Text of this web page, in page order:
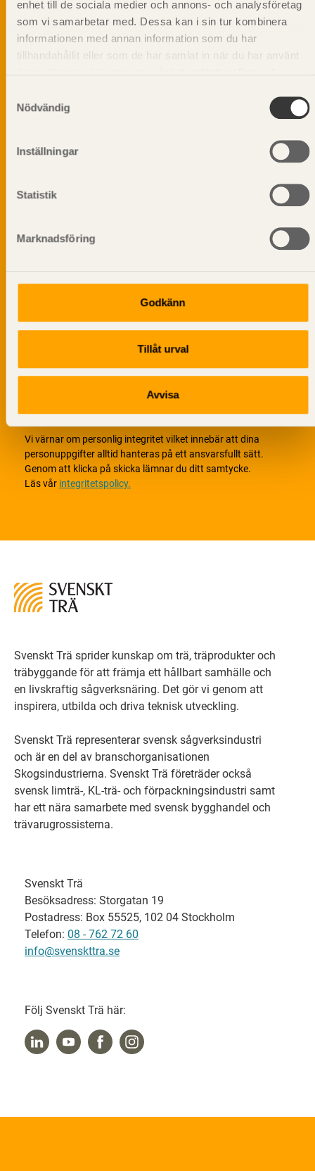
enhet till de sociala medier och annons- och analysföretag
som vi samarbetar med. Dessa kan i sin tur kombinera
informationen med annan information som du har
tillhandahållit eller som de har samlat in när du har använt
Nödvändig
Inställningar
Statistik
Marknadsföring
Godkänn
Tillåt urval
Avvisa
Svenskt Träs Produktkatalog är svensk
sågverksnärings digitala produktkatalog för att
beskriva träprodukter och deras unika
Dela på
Prenumerera på Svenskt Träs
informationsutskick!
Vi värnar om personlig integritet vilket innebär att dina
personuppgifter alltid hanteras på ett ansvarsfullt sätt.
Genom att klicka på skicka lämnar du ditt samtycke.
Läs vår integritetspolicy.
Svenskt Trä sprider kunskap om trä, träprodukter och
träbyggande för att främja ett hållbart samhälle och
en livskraftig sågverksnäring. Det gör vi genom att
inspirera, utbilda och driva teknisk utveckling.
Svenskt Trä representerar svensk sågverksindustri
och är en del av branschorganisationen
Skogsindustrierna. Svenskt Trä företräder också
svensk limträ-, KL-trä- och förpackningsindustri samt
har ett nära samarbete med svensk bygghandel och
trävarugrossisterna.
Svenskt Trä
Besöksadress: Storgatan 19
Postadress: Box 55525, 102 04 Stockholm
Telefon: 08 - 762 72 60
info@svenskttra.se
Följ Svenskt Trä här: